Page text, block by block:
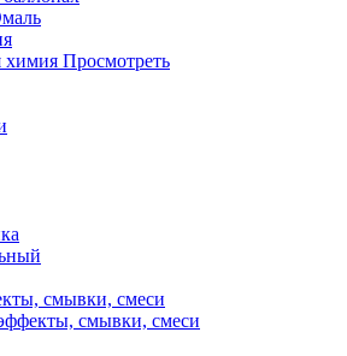
химия Просмотреть
смывки, смеси
смывки, смеси